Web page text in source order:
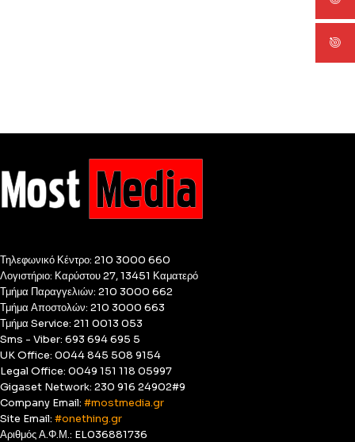
Τηλεφωνικό Κέντρο: 210 3000 660
Λογιστήριο: Καρύστου 27, 13451 Καματερό
Τμήμα Παραγγελιών: 210 3000 662
Τμήμα Αποστολών: 210 3000 663
Τμήμα Service: 211 0013 053
Sms - Viber: 693 694 695 5
UK Office: 0044 845 508 9154
Legal Office: 0049 151 118 05997
Gigaset Network: 230 916 24902#9
Company Email: #mostmedia.gr
Site Email: #onething.gr
Αριθμός Α.Φ.Μ.: EL036881736